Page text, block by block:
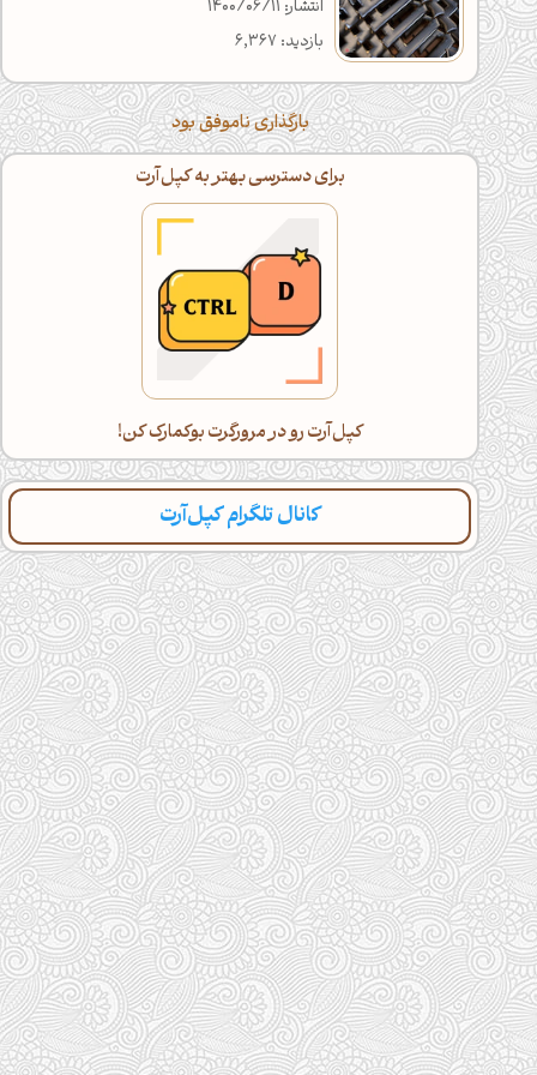
انتشار: 1400/06/11
بازدید: 6,367
بارگذاری ناموفق بود
برای دسترسی بهتر به کپل‌آرت
کپل‌آرت رو در مرورگرت بوکمارک کن!
کانال تلگرام کپل‌آرت